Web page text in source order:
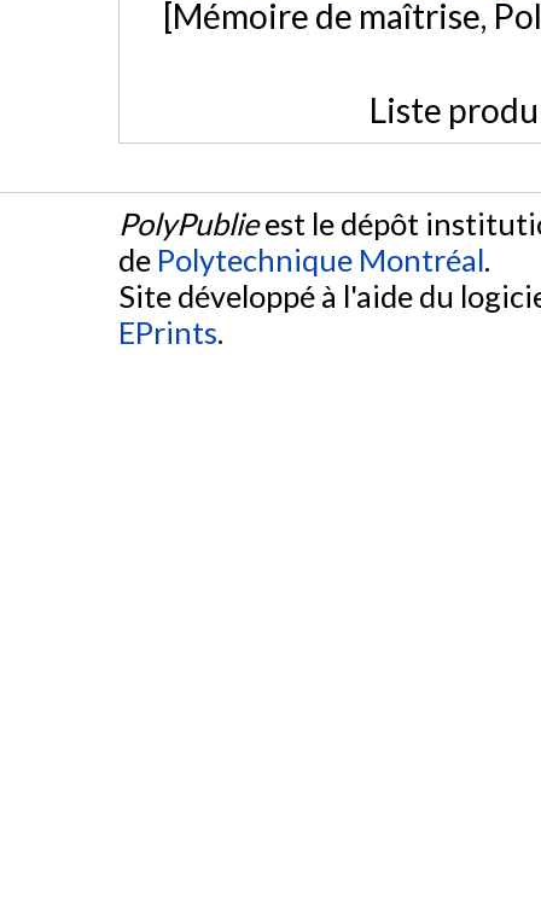
[Mémoire de maîtrise,
Liste
PolyPublieest le dépôt
de Polytechnique Montréal.
Site développé à l'aide du
EPrints.